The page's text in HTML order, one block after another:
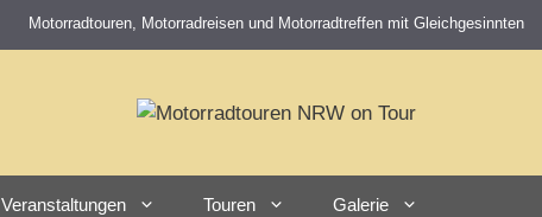
Motorradtouren, Motorradreisen und Motorradtreffen mit Gleichgesinnten
Veranstaltungen Touren Galerie